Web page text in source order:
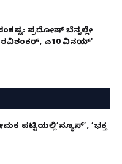
ಪ್ರದೋಷ್ ಬೆನ್ನಲ್ಲೇ
ರವಿಶಂಕರ್, ಎ10 ವಿನಯ್'
ಪಟ್ಟಿಯಲ್ಲಿ‘ನ್ಯೂಸ್’, ‘ಭಕ್ತ